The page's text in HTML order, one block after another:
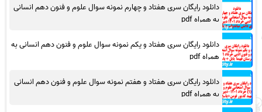
دانلود رایگان سری هفتاد و چهارم نمونه سوال علوم و فنون دهم انسانی
به همراه pdf
دانلود رایگان سری هفتاد و یکم نمونه سوال علوم و فنون دهم انسانی به
همراه pdf
دانلود رایگان سری هفتاد و هفتم نمونه سوال علوم و فنون دهم انسانی
به همراه pdf